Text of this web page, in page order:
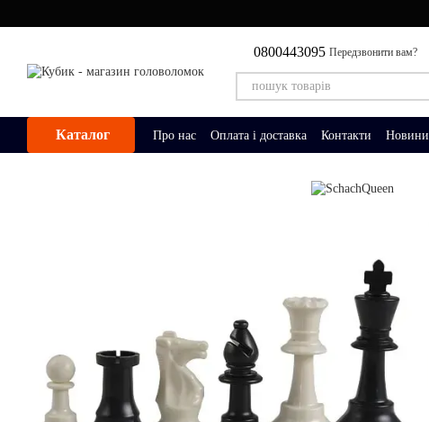
0800443095 Передзвонити вам?
Каталог Про нас Оплата і доставка Контакти Новини